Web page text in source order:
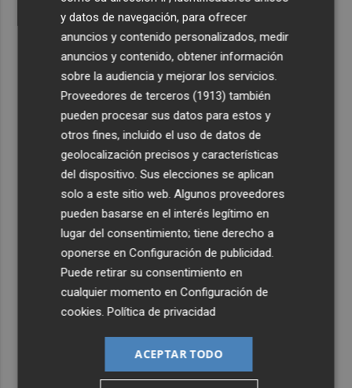
y datos de navegación, para ofrecer
anuncios y contenido personalizados, medir
anuncios y contenido, obtener información
sobre la audiencia y mejorar los servicios.
Proveedores de terceros (1913) también
pueden procesar sus datos para estos y
otros fines, incluido el uso de datos de
geolocalización precisos y características
del dispositivo. Sus elecciones se aplican
solo a este sitio web. Algunos proveedores
pueden basarse en el interés legítimo en
lugar del consentimiento; tiene derecho a
oponerse enConfiguración de publicidad.
Puede retirar su consentimiento en
cualquier momento enConfiguración de
cookies.Política de privacidad
ACEPTAR TODO